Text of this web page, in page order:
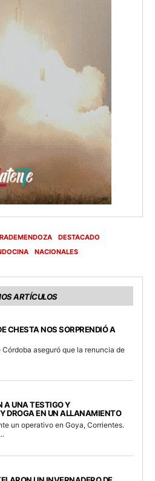
DESTACADO
NACIONALES
ARTÍCULOS
CHESTA NOS SORPRENDIÓ A
aseguró que la renuncia de
A UNA TESTIGO Y
DROGA EN UN ALLANAMIENTO
un operativo en Goya, Corrientes.